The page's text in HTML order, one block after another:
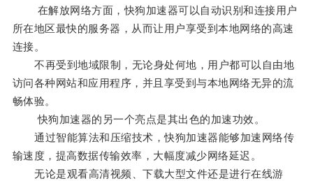
在解放网络方面，快狗加速器可以自动识别和连接用户
所在地区最快的服务器，从而让用户享受到本地网络的高速
连接。
不再受到地域限制，无论身处何地，用户都可以自由地
访问各种网站和应用程序，并且享受到与本地网络无异的流
畅体验。
快狗加速器的另一个亮点是其出色的加速功效。
通过智能算法和压缩技术，快狗加速器能够加速网络传
输速度，提高数据传输效率，大幅度减少网络延迟。
无论是观看高清视频、下载大型文件还是进行在线游